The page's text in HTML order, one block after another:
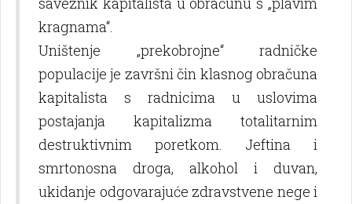
kragnama“.
Uništenje „prekobrojne“ radničke
populacije je završni čin klasnog obračuna
kapitalista s radnicima u uslovima
postajanja kapitalizma totalitarnim
destruktivnim poretkom. Jeftina i
smrtonosna droga, alkohol i duvan,
ukidanje odgovarajuće zdravstvene nege i